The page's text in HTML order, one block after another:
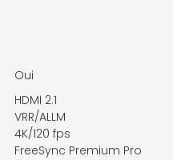
Oui
HDMI 2.1
VRR/ALLM
4K/120 fps
FreeSync Premium Pro